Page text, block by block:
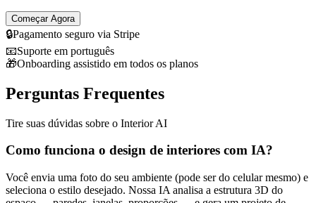
Começar Agora
🔒Pagamento seguro via Stripe
📧Suporte em português
🎁Onboarding assistido em todos os planos
Perguntas Frequentes
Tire suas dúvidas sobre o Interior AI
Como funciona o design de interiores com IA?
Você envia uma foto do seu ambiente (pode ser do celular mesmo) e
seleciona o estilo desejado. Nossa IA analisa a estrutura 3D do